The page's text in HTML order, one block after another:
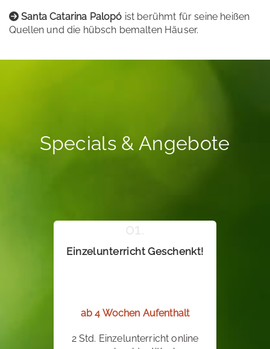
Santa Catarina Palopó ist berühmt für seine heißen
Quellen und die hübsch bemalten Häuser.
Specials & Angebote
Einzelunterricht Geschenkt!
ab 4 Wochen Aufenthalt
2 Std. Einzelunterricht online